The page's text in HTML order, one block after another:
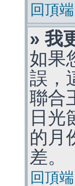
回頂端
» 我
如果
誤，
聯合
日光
的月
差。
回頂端